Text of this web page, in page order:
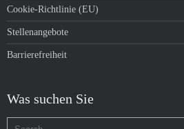
Cookie-Richtlinie (EU)
Stellenangebote
Barrierefreiheit
Was suchen Sie